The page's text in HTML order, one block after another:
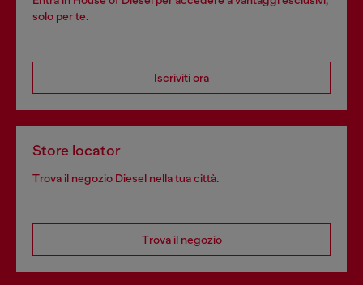
solo per te.
Iscriviti ora
Store locator
Trova il negozio Diesel nella tua città.
Trova il negozio